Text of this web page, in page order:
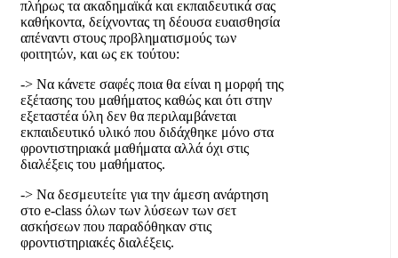
πλήρως τα ακαδημαϊκά και εκπαιδευτικά σας
καθήκοντα, δείχνοντας τη δέουσα ευαισθησία
απέναντι στους προβληματισμούς των
φοιτητών, και ως εκ τούτου:
-> Να κάνετε σαφές ποια θα είναι η μορφή της
εξέτασης του μαθήματος καθώς και ότι στην
εξεταστέα ύλη δεν θα περιλαμβάνεται
εκπαιδευτικό υλικό που διδάχθηκε μόνο στα
φροντιστηριακά μαθήματα αλλά όχι στις
διαλέξεις του μαθήματος.
-> Να δεσμευτείτε για την άμεση ανάρτηση
στο e-class όλων των λύσεων των σετ
ασκήσεων που παραδόθηκαν στις
φροντιστηριακές διαλέξεις.